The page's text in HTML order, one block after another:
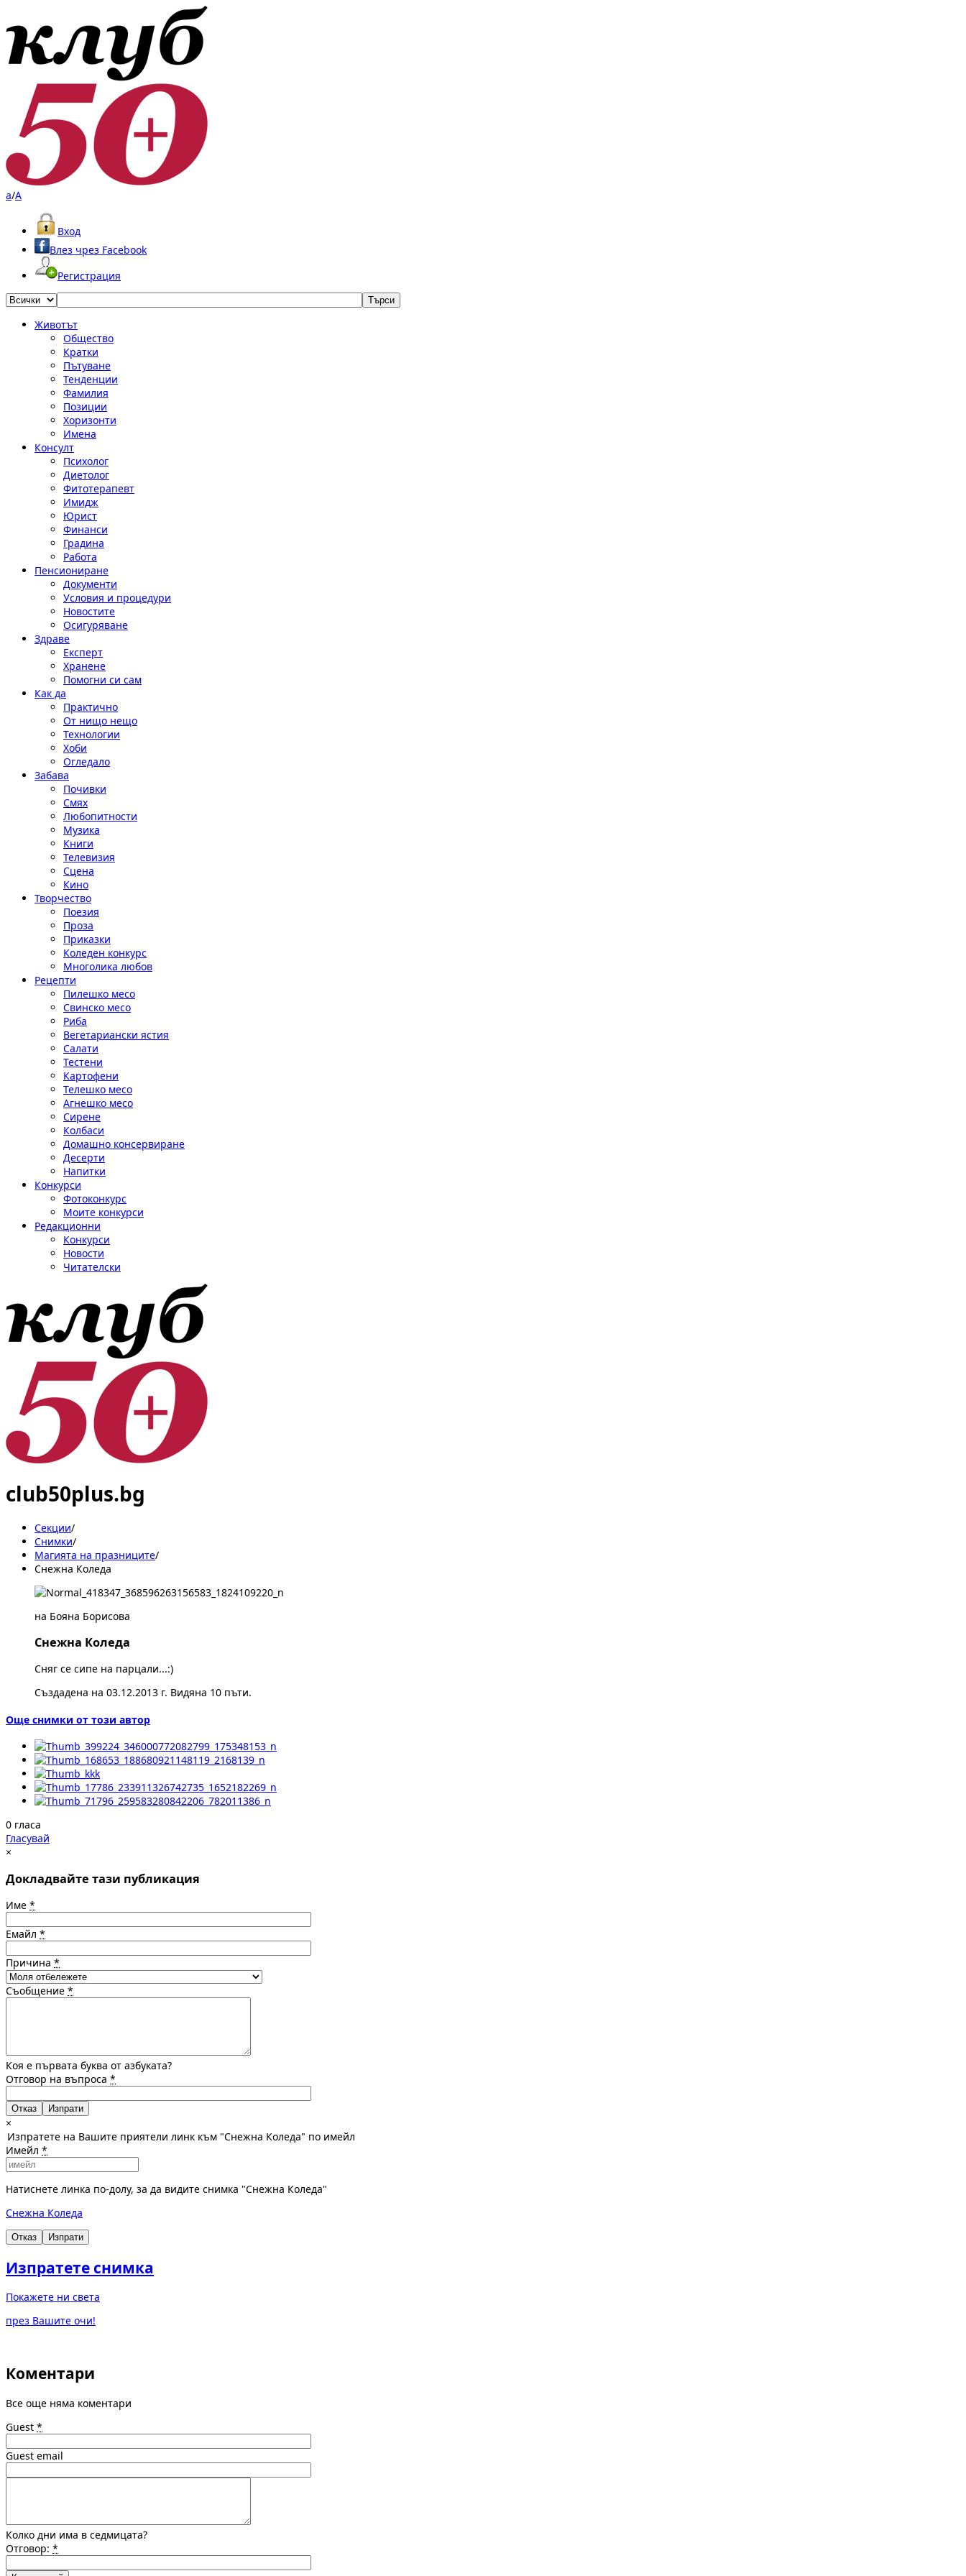
a/A
Вход
Влез чрез Facebook
Регистрация
Животът
Общество
Кратки
Пътуване
Тенденции
Фамилия
Позиции
Хоризонти
Имена
Консулт
Психолог
Диетолог
Фитотерапевт
Имидж
Юрист
Финанси
Градина
Работа
Пенсиониране
Документи
Условия и процедури
Новостите
Осигуряване
Здраве
Експерт
Хранене
Помогни си сам
Как да
Практично
От нищо нещо
Технологии
Хоби
Огледало
Забава
Почивки
Смях
Любопитности
Музика
Книги
Телевизия
Сцена
Кино
Творчество
Поезия
Проза
Приказки
Коледен конкурс
Многолика любов
Рецепти
Пилешко месо
Свинско месо
Риба
Вегетариански ястия
Салати
Тестени
Картофени
Телешко месо
Агнешко месо
Сирене
Колбаси
Домашно консервиране
Десерти
Напитки
Конкурси
Фотоконкурс
Моите конкурси
Редакционни
Конкурси
Новости
Читателски
club50plus.bg
Секции/
Снимки/
Магията на празниците/
Снежна Коледа
на Бояна Борисова
Снежна Коледа
Сняг се сипе на парцали...:)
Създадена на 03.12.2013 г. Видяна 10 пъти.
Още снимки от този автор
0 гласа
Гласувай
×
Докладвайте тази публикация
Име *
Емайл *
Причина *
Съобщение *
Коя е първата буква от азбуката?
Отговор на въпроса *
Отказ
×
Изпратете на Вашите приятели линк към "Снежна Коледа" по имейл
Имейл *
Натиснете линка по-долу, за да видите снимка "Снежна Коледа"
Снежна Коледа
Отказ Изпрати
Изпратете снимка
Покажете ни света
през Вашите очи!
Коментари
Все още няма коментари
Guest *
Guest email
Колко дни има в седмицата?
Отговор: *